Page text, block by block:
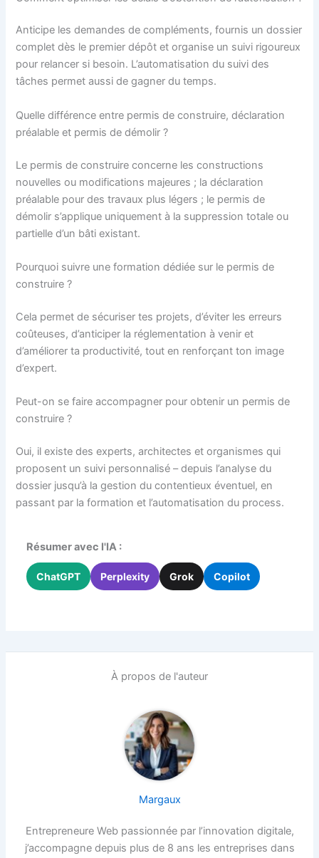
Anticipe les demandes de compléments, fournis un dossier
complet dès le premier dépôt et organise un suivi rigoureux
pour relancer si besoin. L’automatisation du suivi des
tâches permet aussi de gagner du temps.
Quelle différence entre permis de construire, déclaration
préalable et permis de démolir ?
Le permis de construire concerne les constructions
nouvelles ou modifications majeures ; la déclaration
préalable pour des travaux plus légers ; le permis de
démolir s’applique uniquement à la suppression totale ou
partielle d’un bâti existant.
Pourquoi suivre une formation dédiée sur le permis de
construire ?
Cela permet de sécuriser tes projets, d’éviter les erreurs
coûteuses, d’anticiper la réglementation à venir et
d’améliorer ta productivité, tout en renforçant ton image
d’expert.
Peut-on se faire accompagner pour obtenir un permis de
construire ?
Oui, il existe des experts, architectes et organismes qui
proposent un suivi personnalisé – depuis l’analyse du
dossier jusqu’à la gestion du contentieux éventuel, en
passant par la formation et l’automatisation du process.
Résumer avec l'IA :
ChatGPT Perplexity Grok Copilot
À propos de l'auteur
Margaux
Entrepreneure Web passionnée par l’innovation digitale,
j’accompagne depuis plus de 8 ans les entreprises dans